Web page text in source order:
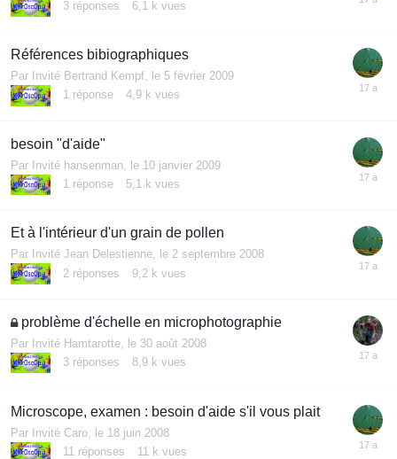
3 réponses 6,1 k vues
Références bibiographiques
Par Invité Bertrand Kempf, le 5 février 2009
1 réponse 4,9 k vues
besoin "d'aide"
Par Invité hansenman,
le 10 janvier 2009
1 réponse 5,1 k vues
Et à l'intérieur d'un grain de pollen
Par Invité Jean Delestienne, le 2 septembre 2008
2 réponses 9,2 k vues
problème d'échelle en microphotographie
Par Invité Hamtarotte,
le 30 août 2008
3 réponses 8,9 k vues
Microscope, examen : besoin d'aide s'il vous plait
Par Invité Caro, le 18 juin 2008
11 réponses 11 k vues